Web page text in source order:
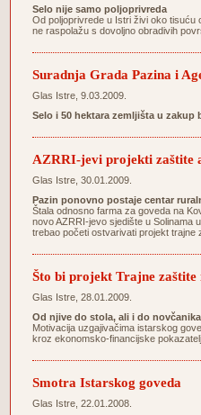
Selo nije samo poljoprivreda
Od poljoprivrede u Istri živi oko tisuću
ne raspolažu s dovoljno obradivih
Suradnja Grada Pazina i
Glas Istre, 9.03.2009.
Selo i 50 hektara zemljišta u zakup
AZRRI-jevi projekti zaštite
Glas Istre, 30.01.2009.
Pazin ponovno postaje centar
Štala odnosno farma za goveda na
novo AZRRI-jevo sjedište u Solinama
trebao početi ostvarivati projekt trajne
Što bi projekt Trajne
Glas Istre, 28.01.2009.
Od njive do stola, ali i do novčanika
Motivacija uzgajivačima istarskog
kroz ekonomsko-financijske
Smotra Istarskog goveda
Glas Istre, 22.01.2008.